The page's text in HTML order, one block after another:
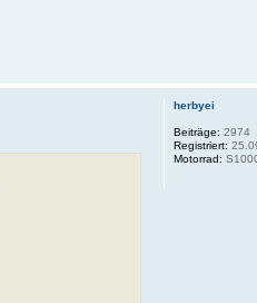
herbyei
Beiträge: 2974
Registriert:
Motorrad: